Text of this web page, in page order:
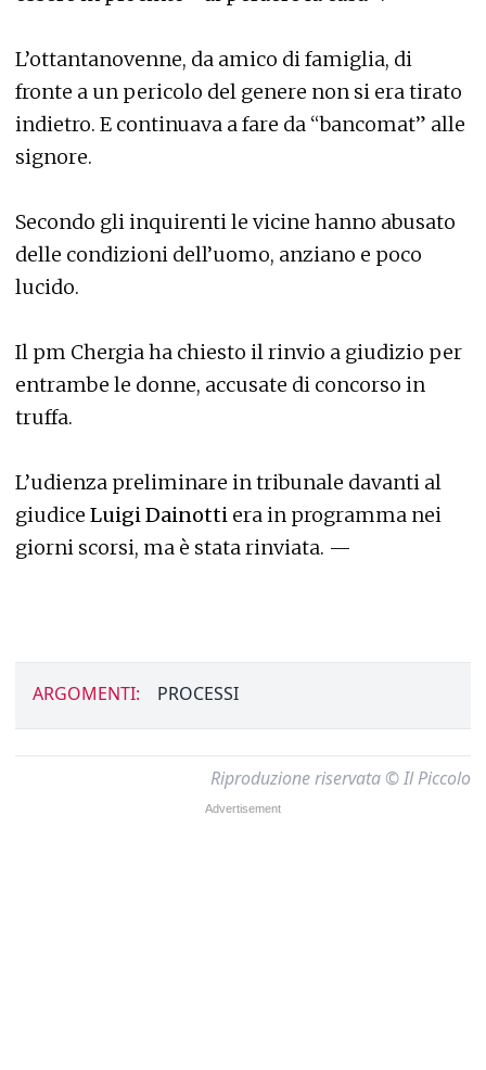
L’ottantanovenne, da amico di famiglia, di
fronte a un pericolo del genere non si era tirato
indietro. E continuava a fare da “bancomat” alle
signore.
Secondo gli inquirenti le vicine hanno abusato
delle condizioni dell’uomo, anziano e poco
lucido.
Il pm Chergia ha chiesto il rinvio a giudizio per
entrambe le donne, accusate di concorso in
truffa.
L’udienza preliminare in tribunale davanti al
giudice Luigi Dainotti era in programma nei
giorni scorsi, ma è stata rinviata. —
ARGOMENTI: PROCESSI
Riproduzione riservata © Il Piccolo